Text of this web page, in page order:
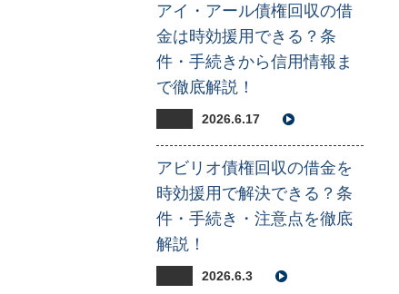
アイ・アール債権回収の借
金は時効援用できる？条
件・手続きから信用情報ま
で徹底解説！
2026.6.17
アビリオ債権回収の借金を
時効援用で解決できる？条
件・手続き・注意点を徹底
解説！
2026.6.3